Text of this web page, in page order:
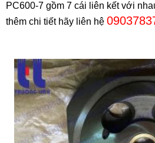
PC600-7 gồm 7 cái liên kết với
thêm chi tiết hãy liên hệ